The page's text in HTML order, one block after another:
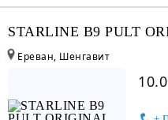
STARLINE B9 PULT
Ереван, Шенгавит